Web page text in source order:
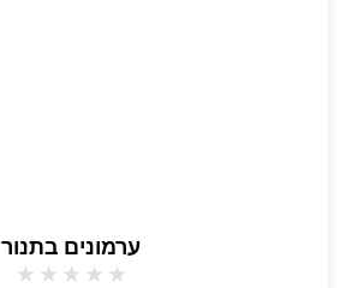
ערמונים בתנור
★
★
★
★
★